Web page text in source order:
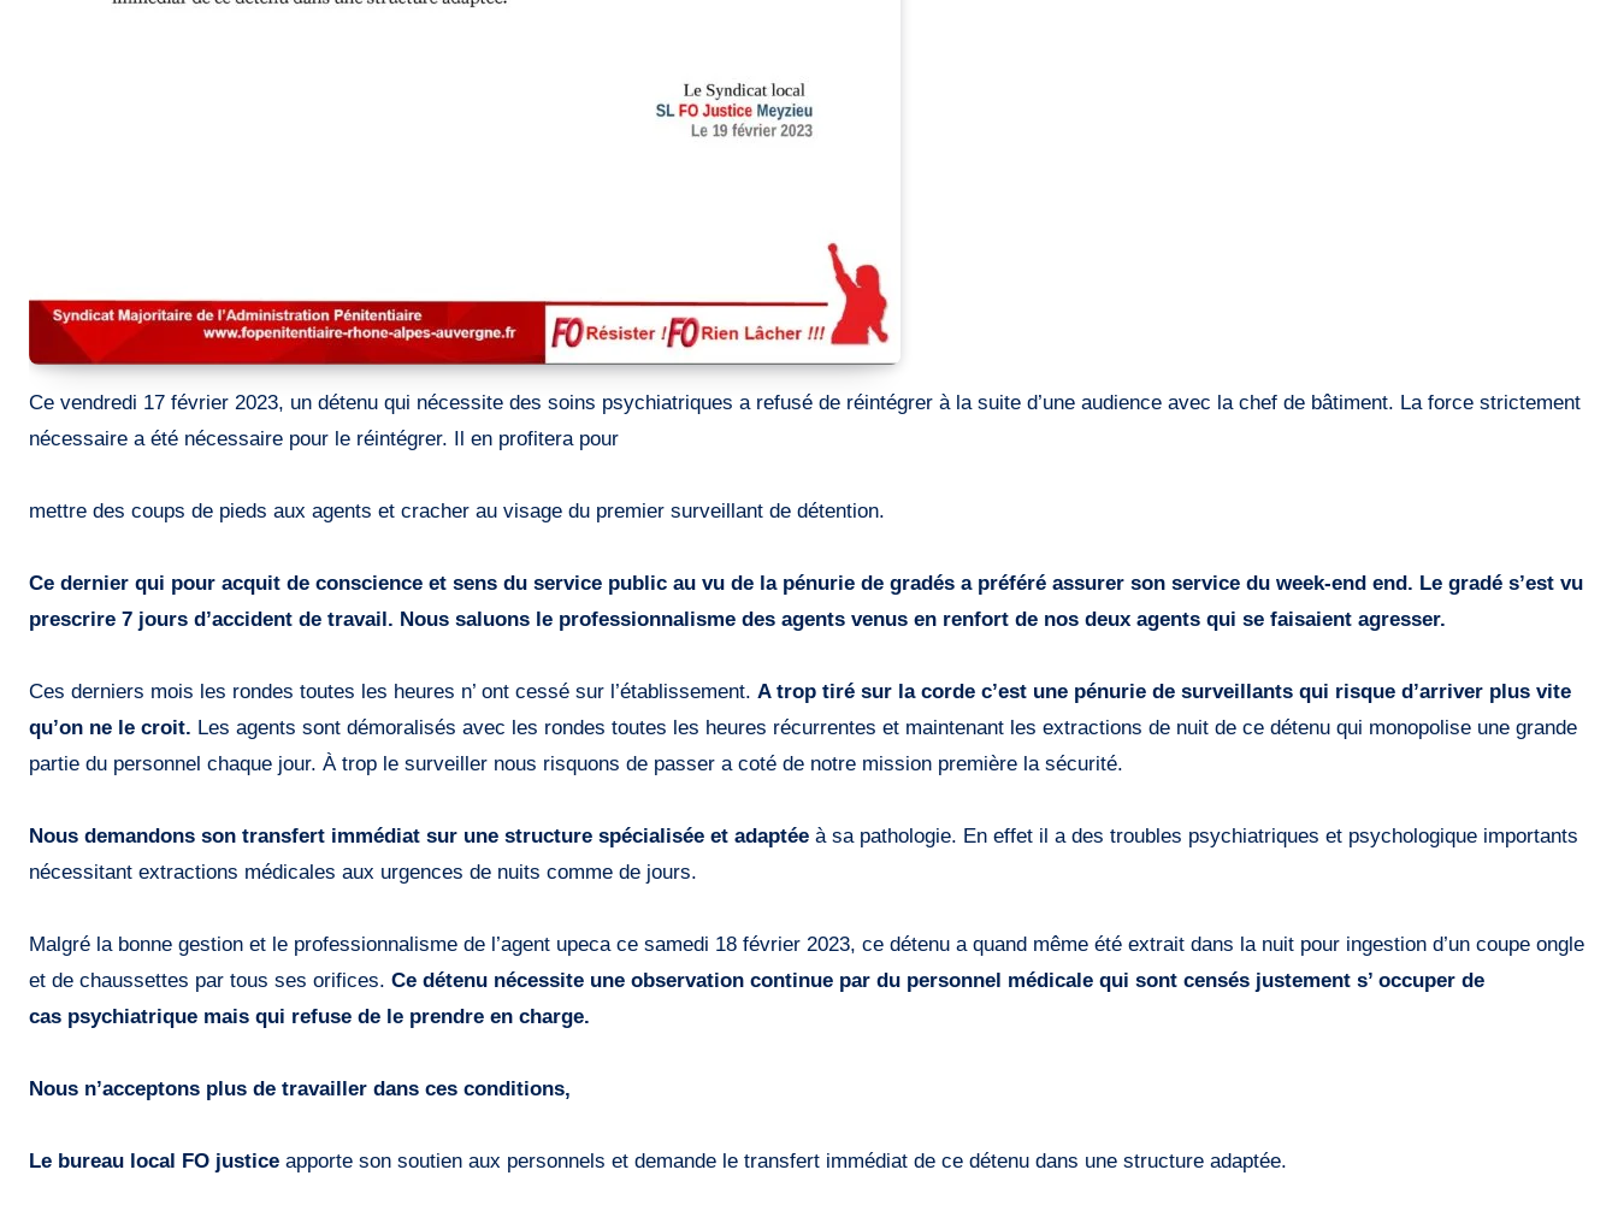
Ce vendredi 17 février 2023, un détenu qui nécessite des soins psychiatriques a refusé de réintégrer à la suite d’une audience avec la chef de bâtiment. La force strictement
nécessaire a été nécessaire pour le réintégrer. Il en profitera pour
mettre des coups de pieds aux agents et cracher au visage du premier surveillant de détention.
Ce dernier qui pour acquit de conscience et sens du service public au vu de la pénurie de gradés a préféré assurer son service du week-end end. Le gradé s’est vu
prescrire 7 jours d’accident de travail. Nous saluons le professionnalisme des agents venus en renfort de nos deux agents qui se faisaient agresser.
Ces derniers mois les rondes toutes les heures n’ ont cessé sur l’établissement. A trop tiré sur la corde c’est une pénurie de surveillants qui risque d’arriver plus vite
qu’on ne le croit. Les agents sont démoralisés avec les rondes toutes les heures récurrentes et maintenant les extractions de nuit de ce détenu qui monopolise une grande
partie du personnel chaque jour. À trop le surveiller nous risquons de passer a coté de notre mission première la sécurité.
Nous demandons son transfert immédiat sur une structure spécialisée et adaptée à sa pathologie. En effet il a des troubles psychiatriques et psychologique importants
nécessitant extractions médicales aux urgences de nuits comme de jours.
Malgré la bonne gestion et le professionnalisme de l’agent upeca ce samedi 18 février 2023, ce détenu a quand même été extrait dans la nuit pour ingestion d’un coupe ongle
et de chaussettes par tous ses orifices. Ce détenu nécessite une observation continue par du personnel médicale qui sont censés justement s’ occuper de
cas psychiatrique mais qui refuse de le prendre en charge.
Nous n’acceptons plus de travailler dans ces conditions,
Le bureau local FO justice apporte son soutien aux personnels et demande le transfert immédiat de ce détenu dans une structure adaptée.